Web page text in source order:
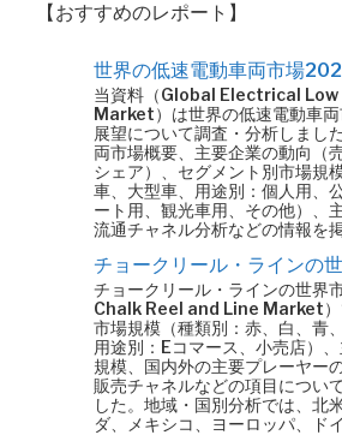
【おすすめのレポート】
世界の低速電動車両市場
当資料（Global Electrical
Market）は世界の低速電動車
展望について調査・分析しまし
両市場概要、主要企業の動向（
シェア）、セグメント別市場規
車、大型車、用途別：個人用、
ート用、観光車用、その他）、
流通チャネル分析などの情報を
チョークリール・ラインの
チョークリール・ラインの世界
Chalk Reel and Line Market）
市場規模（種類別：赤、白、青
用途別：Eコマース、小売店）
規模、国内外の主要プレーヤー
販売チャネルなどの項目につい
した。地域・国別分析では、北
ダ、メキシコ、ヨーロッパ、ド